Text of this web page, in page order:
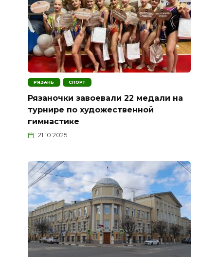
РЯЗАНЬ СПОРТ
Рязаночки завоевали 22 медали на
турнире по художественной
гимнастике
21.10.2025